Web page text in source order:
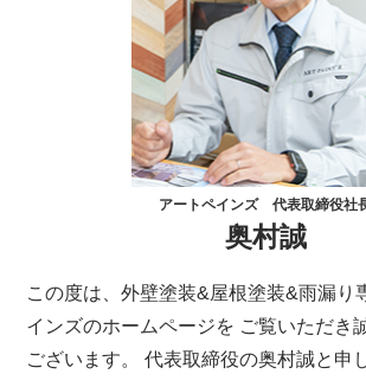
アートペインズ 代表取締役社
奥村誠
この度は、外壁塗装&屋根塗装&雨漏り
インズのホームページを ご覧いただき
ございます。 代表取締役の奥村誠と申